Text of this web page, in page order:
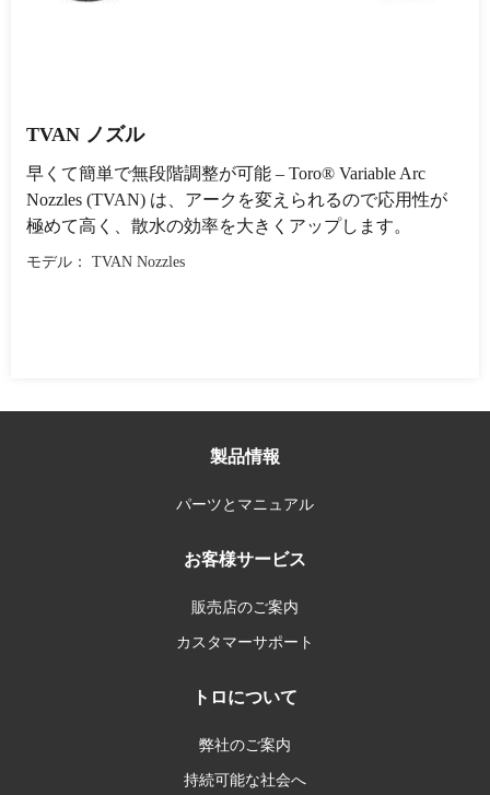
TVAN ノズル
早くて簡単で無段階調整が可能 – Toro® Variable Arc
Nozzles (TVAN) は、アークを変えられるので応用性が
極めて高く、散水の効率を大きくアップします。
モデル： TVAN Nozzles
製品情報
パーツとマニュアル
お客様サービス
販売店のご案内
カスタマーサポート
トロについて
弊社のご案内
持続可能な社会へ